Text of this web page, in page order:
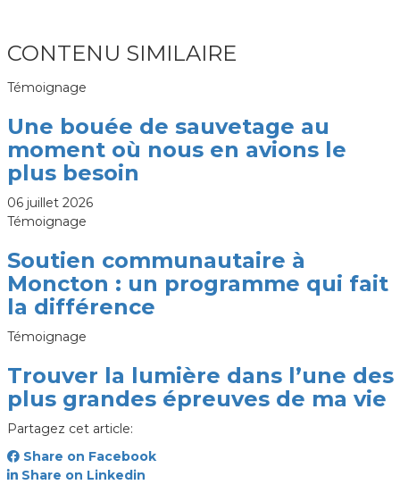
CONTENU SIMILAIRE
Témoignage
Une bouée de sauvetage au
moment où nous en avions le
plus besoin
06 juillet 2026
Témoignage
Soutien communautaire à
Moncton : un programme qui fait
la différence
Témoignage
Trouver la lumière dans l’une des
plus grandes épreuves de ma vie
Partagez cet article:
Share on Facebook
Share on Linkedin